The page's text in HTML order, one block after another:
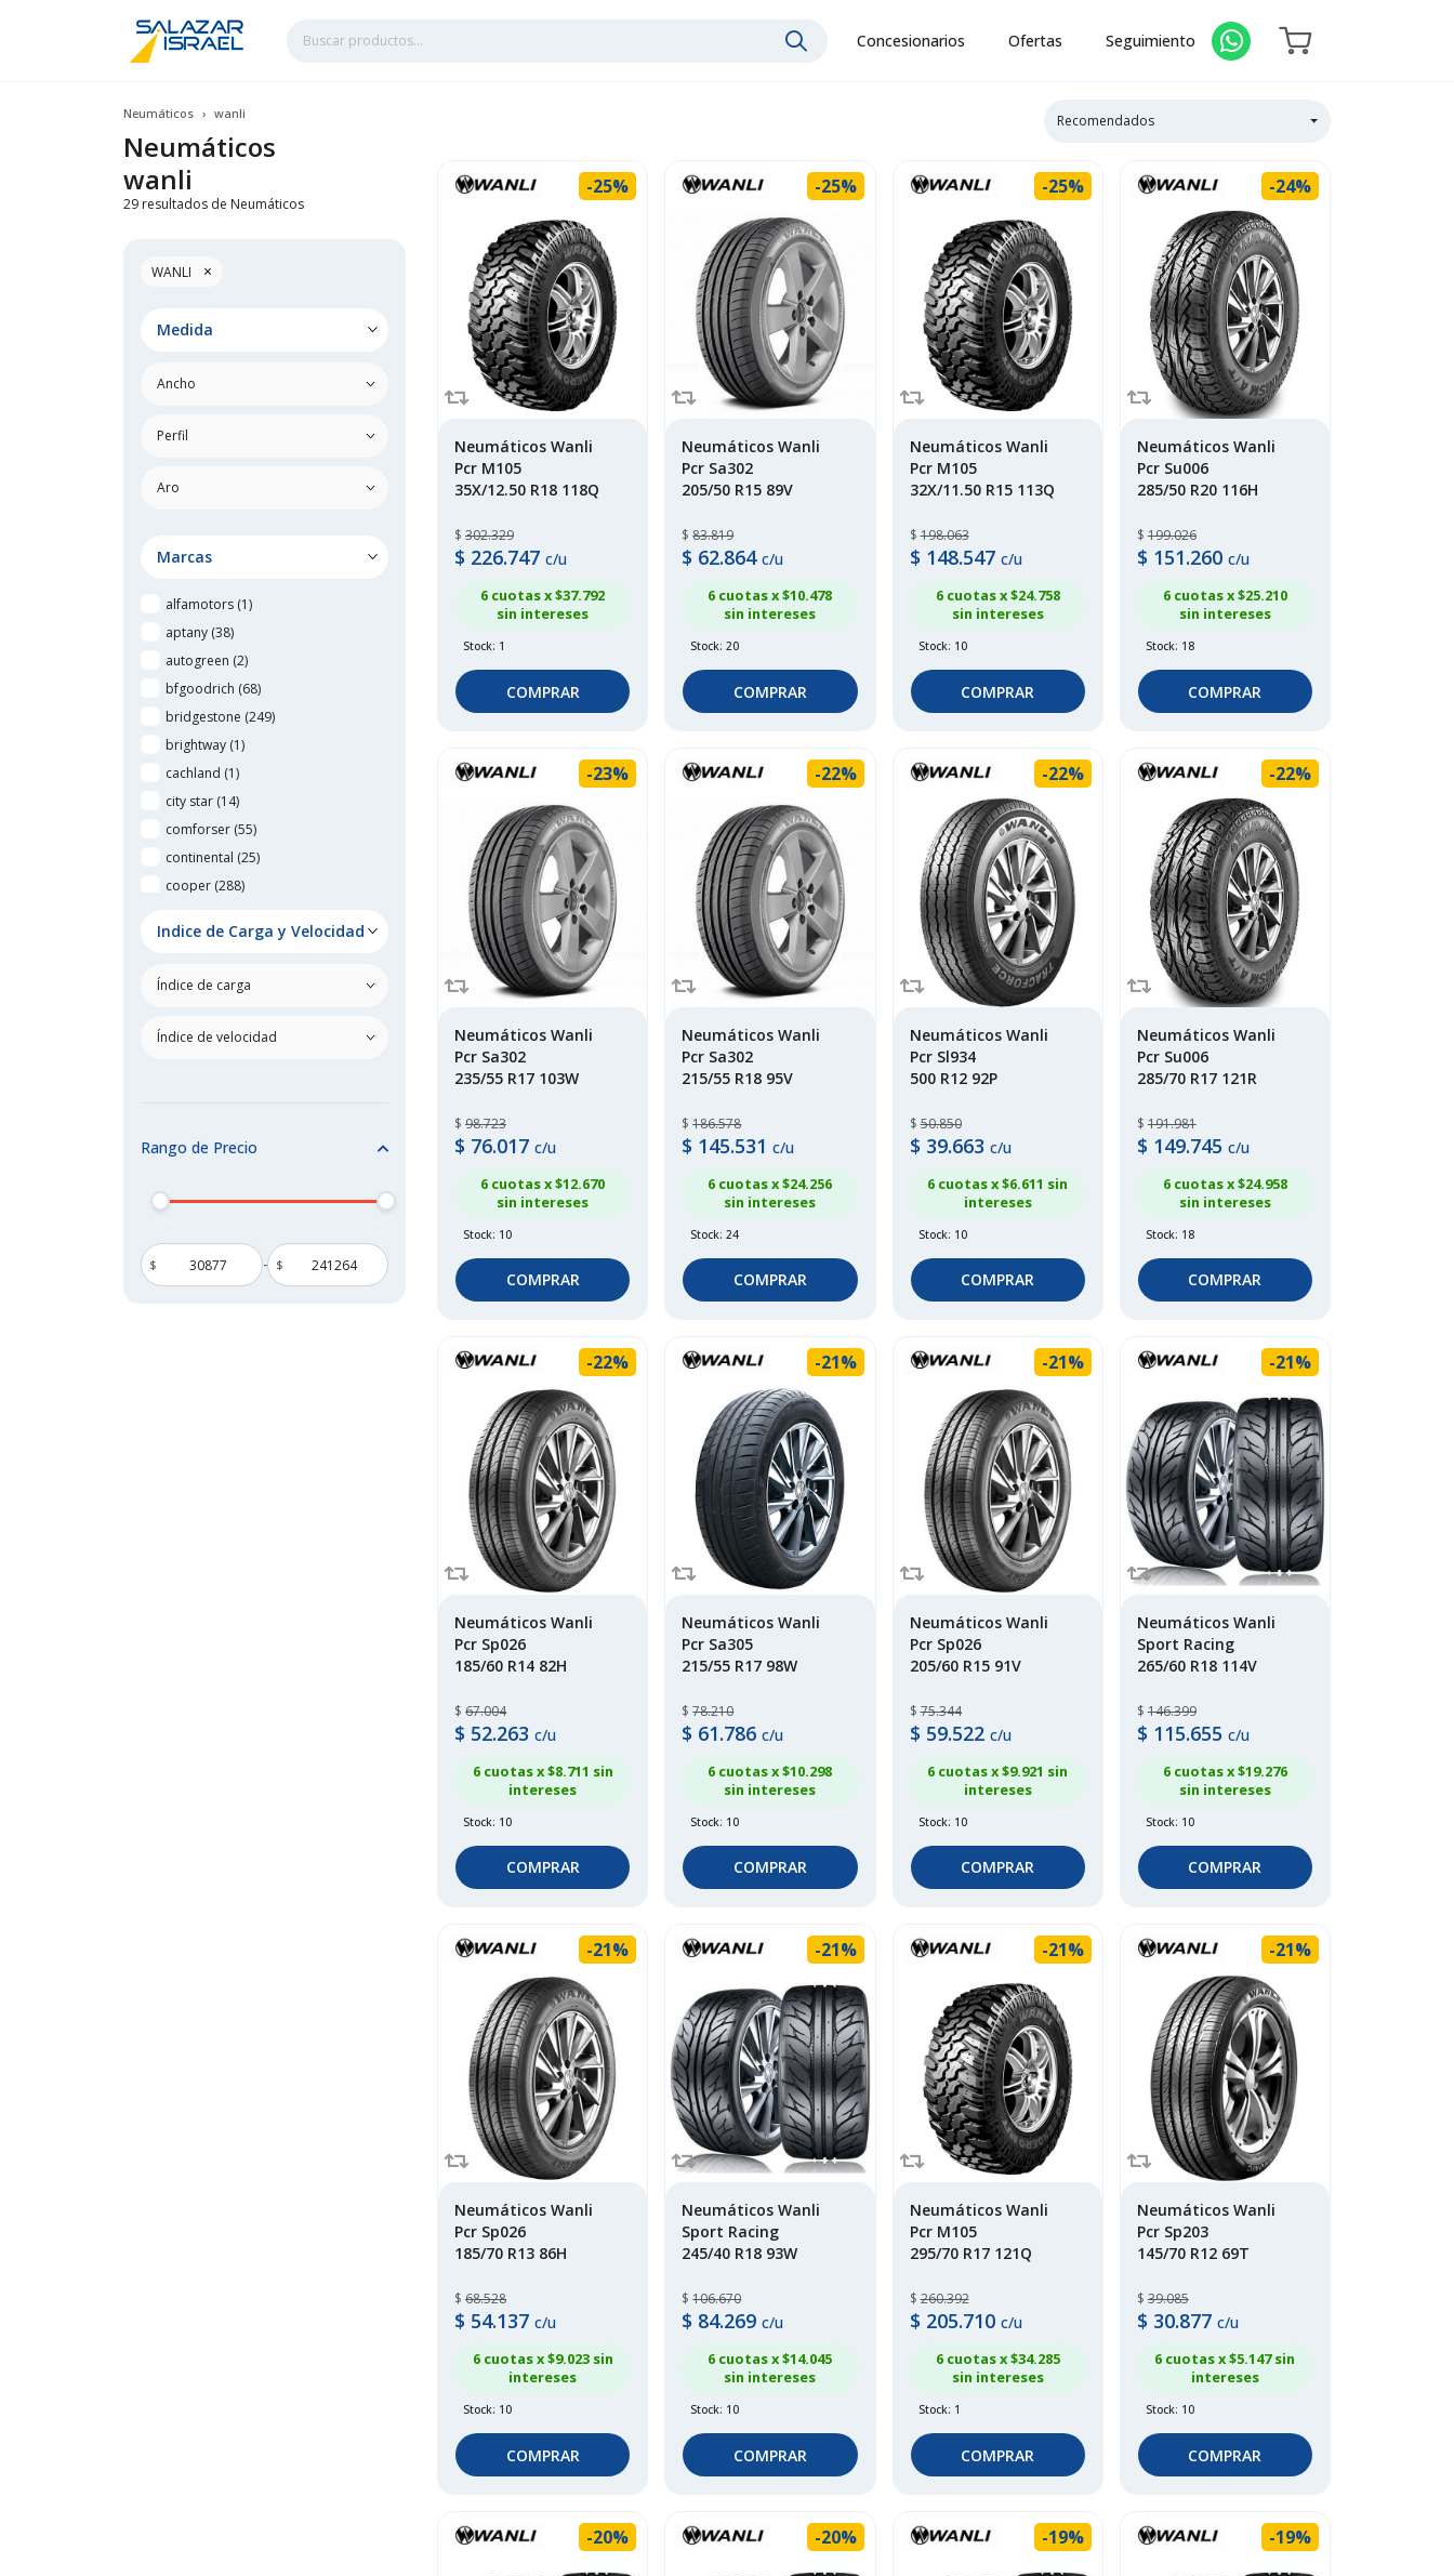
Concesionarios Ofertas Seguimiento
Neumáticos wanli
Neumáticos
wanli
29 resultados de Neumáticos
WANLI ×
Medida
Marcas
alfamotors (1)
aptany (38)
autogreen (2)
bfgoodrich (68)
bridgestone (249)
brightway (1)
cachland (1)
city star (14)
comforser (55)
continental (25)
cooper (288)
delmax(2)
grenlander
(38)
haida
Indice de Carga y Velocidad
Rango de Precio
$ - $
Recomendados
-25%
Neumáticos Wanli
Pcr M105
35X/12.50 R18 118Q
$ 302.329
$ 226.747 c/u
6 cuotas x $37.792
sin intereses
Stock: 1
COMPRAR
-25%
Neumáticos Wanli
Pcr Sa302
205/50 R15 89V
$83.819
$ 62.864 c/u
6 cuotas x $10.478
sin intereses
Stock: 20
COMPRAR
-25%
Neumáticos Wanli
Pcr M105
32X/11.50 R15 113Q
$198.063
$ 148.547 c/u
6 cuotas x $24.758
sin intereses
Stock: 10
COMPRAR
-24%
Neumáticos Wanli
Pcr Su006
285/50 R20 116H
$199.026
$ 151.260 c/u
6 cuotas x $25.210
sin intereses
Stock: 18
COMPRAR
-23%
Neumáticos Wanli
Pcr Sa302
235/55 R17 103W
$ 98.723
$ 76.017 c/u
6 cuotas x $12.670
sin intereses
Stock: 10
COMPRAR
-22%
Neumáticos Wanli
Pcr Sa302
215/55 R18 95V
$186.578
$ 145.531 c/u
6 cuotas x $24.256
sin intereses
Stock: 24
COMPRAR
-22%
Neumáticos Wanli
Pcr Sl934
500 R12 92P
$50.850
$ 39.663 c/u
6 cuotas x $6.611 sin
intereses
Stock: 10
COMPRAR
-22%
Neumáticos Wanli
Pcr Su006
285/70 R17 121R
$191.981
$ 149.745 c/u
6 cuotas x $24.958
sin intereses
Stock: 18
COMPRAR
-22%
Neumáticos Wanli
Pcr Sp026
185/60 R14 82H
$ 67.004
$ 52.263 c/u
6 cuotas x $8.711 sin
intereses
Stock: 10
COMPRAR
-21%
Neumáticos Wanli
Pcr Sa305
215/55 R17 98W
$78.210
$ 61.786 c/u
6 cuotas x $10.298
sin intereses
Stock: 10
COMPRAR
-21%
Neumáticos Wanli
Pcr Sp026
205/60 R15 91V
$75.344
$ 59.522 c/u
6 cuotas x $9.921 sin
intereses
Stock: 10
COMPRAR
-21%
Neumáticos Wanli
Sport Racing
265/60 R18 114V
$146.399
$ 115.655 c/u
6 cuotas x $19.276
sin intereses
Stock: 10
COMPRAR
-21%
Neumáticos Wanli
Pcr Sp026
185/70 R13 86H
$ 68.528
$ 54.137 c/u
6 cuotas x $9.023sin
intereses
Stock: 10
COMPRAR
-21%
Neumáticos Wanli
Sport Racing
245/40 R18 93W
$106.670
$ 84.269 c/u
6 cuotas x $14.045
sin intereses
Stock: 10
COMPRAR
-21%
Neumáticos Wanli
Pcr M105
295/70 R17 121Q
$260.392
$ 205.710 c/u
6 cuotas x $34.285
sin intereses
Stock: 1
COMPRAR
-21%
Neumáticos Wanli
Pcr Sp203
145/70 R12 69T
$39.085
$ 30.877 c/u
6 cuotas x $5.147sin
intereses
Stock: 10
COMPRAR
-20% -20% -19% -19%